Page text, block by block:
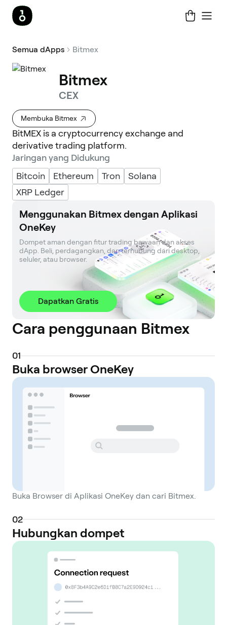
Semua dApps Bitmex
Bitmex
CEX
Membuka Bitmex
BitMEX is a cryptocurrency exchange and
derivative trading platform.
Jaringan yang Didukung
Bitcoin
Ethereum Tron
Solana
XRP Ledger
Menggunakan Bitmex dengan Aplikasi
OneKey
Dompet aman dengan fitur trading bawaan dan akses
dApp. Beli, perdagangkan, dan terhubung dari desktop,
seluler, atau browser.
Dapatkan Gratis
Cara penggunaan Bitmex
01
Buka browser OneKey
Buka Browser di Aplikasi OneKey dan cari Bitmex.
02
Hubungkan dompet